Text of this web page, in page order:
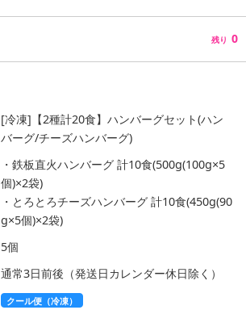
残り 0
[冷凍]【2種計20食】ハンバーグセット(ハン
バーグ/チーズハンバーグ)
・鉄板直火ハンバーグ 計10食(500g(100g×5
個)×2袋)
・とろとろチーズハンバーグ 計10食(450g(90
g×5個)×2袋)
5個
通常3日前後（発送日カレンダー休日除く）
クール便（冷凍）